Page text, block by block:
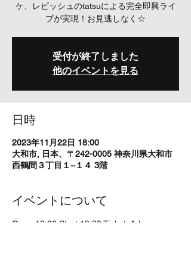
ケ、レピッシュのtatsuによる完全即興ライ
ブが実現！お見逃しなく☆
受付が終了しました
他のイベントを見る
日時
2023年11月22日 18:00
大和市, 日本、〒242-0005 神奈川県大和市
西鶴間３丁目１−１４ 3階
イベントについて
Open 18:30 Start 19:30 Ticket  Advance